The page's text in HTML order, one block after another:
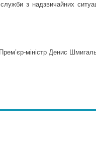
з надзвичайних
міністр Денис